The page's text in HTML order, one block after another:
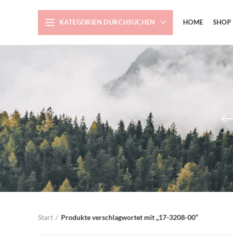
KATEGORIEN DURCHSUCHEN HOME SHOP
Start Produkte verschlagwortet mit „17-3208-00“